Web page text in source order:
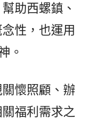
助西螺鎮、
性，也運用
。
懷照顧、辦
福利需求之